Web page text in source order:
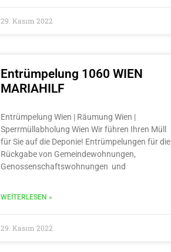
29. Kasım 2022
Entrümpelung 1060 WIEN
MARIAHILF
Entrümpelung Wien | Räumung Wien |
Sperrmüllabholung Wien Wir führen Ihren Müll
für Sie auf die Deponie! Entrümpelungen für die
Rückgabe von Gemeindewohnungen,
Genossenschaftswohnungen und
WEITERLESEN »
29. Kasım 2022